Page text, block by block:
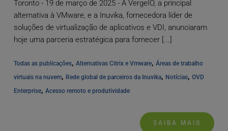
Toronto - 19 de março de 2025 - A VergeIO, a principal
alternativa à VMware, e a Inuvika, fornecedora líder de
soluções de virtualização de aplicativos e VDI, anunciaram
hoje uma parceria estratégica para fornecer [...]
Todas as publicações, Alternativas Citrix e Vmware, Áreas de trabalho
virtuais na nuvem, Rede global de parceiros da Inuvika, Notícias, OVD
Enterprise, Acesso remoto e produtividade
SAIBA MAIS